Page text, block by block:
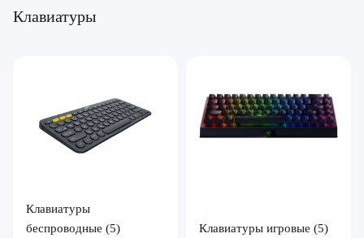
Клавиатуры
Клавиатуры
беспроводные (5) Клавиатуры игровые (5)